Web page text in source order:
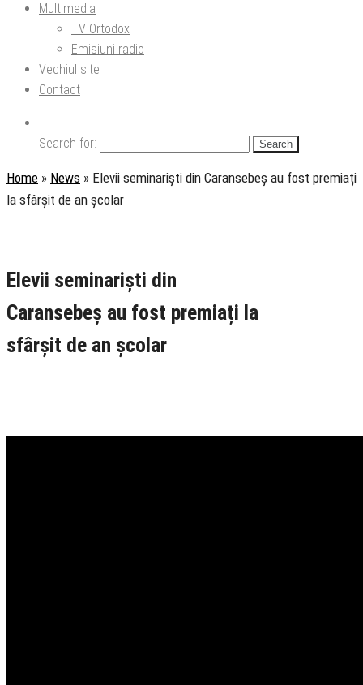
Multimedia
TV Ortodox
Emisiuni radio
Vechiul site
Contact
Search for:
Home » News » Elevii seminariști din Caransebeș au fost premiați
la sfârșit de an școlar
Elevii seminariști din
Caransebeș au fost premiați la
sfârșit de an școlar